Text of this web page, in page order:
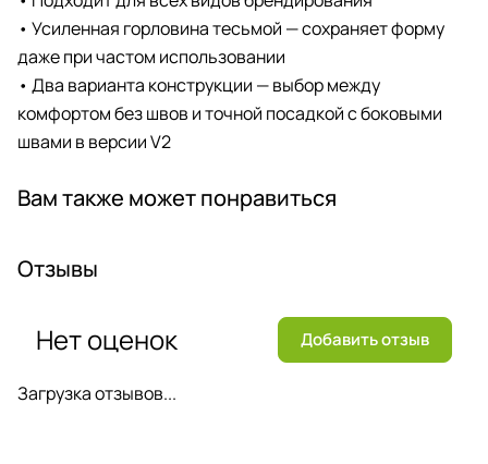
• Усиленная горловина тесьмой — сохраняет форму
даже при частом использовании
• Два варианта конструкции — выбор между
комфортом без швов и точной посадкой с боковыми
швами в версии V2
Вам также может понравиться
Отзывы
Загрузка отзывов...
Нет оценок Добавить отзыв